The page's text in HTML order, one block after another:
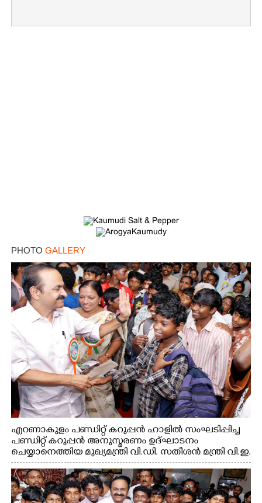
PHOTO GALLERY
എറണാകുളം പണ്ഡിറ്റ് കറുപ്പൻ ഹാളിൽ സംഘടിപ്പിച്ച
പണ്ഡിറ്റ് കറുപ്പൻ അനുസ്മരണം ഉദ്ഘാടനം
ചെയ്യാനെത്തിയ മുഖ്യമന്ത്രി വി.ഡി. സതീശൻ മന്ത്രി വി.ഇ.
അബ്ദുൽ ഗഫൂർ ഹൈബി ഈഡൻ എം.പി
എന്നിവരുമായി സൗഹൃദ സംഭാഷണത്തിൽ